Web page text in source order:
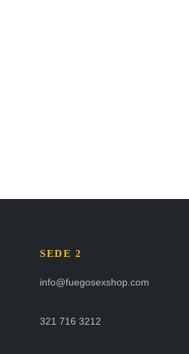
SEDE 2
info@fuegosexshop.com
321 716 3212